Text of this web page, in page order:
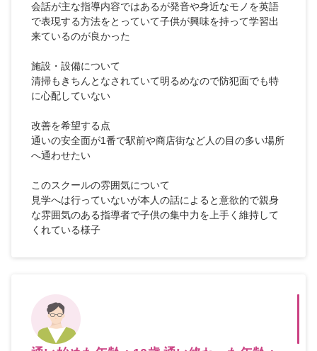
会話が主な指導内容ではあるが発音や身近なモノを英語
で表現する方法をとっていて子供が興味を持って学習出
来ているのが良かった
施設・設備について
清掃もきちんとなされていて明るめなので防犯面でも特
に心配していない
改善を希望する点
通いの安全面が1番で駅前や商店街など人の目の多い場所
へ通わせたい
このスクールの雰囲気について
見学へは行っていないが本人の話によると意欲的で親身
な雰囲気のある指導者で子供の集中力を上手く維持して
くれている様子